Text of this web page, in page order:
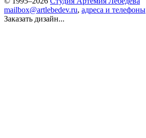
mailbox@artlebedev.ru, адреса и телефоны
Заказать дизайн...